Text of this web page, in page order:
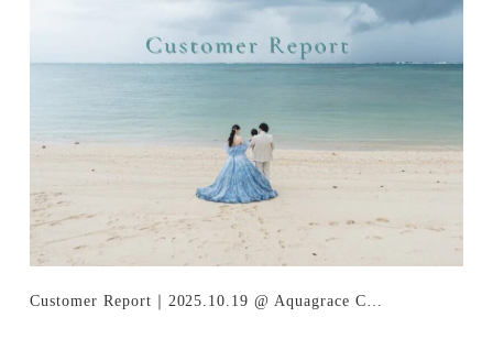
Customer Report｜2025.10.19 @ Aquagrace C…